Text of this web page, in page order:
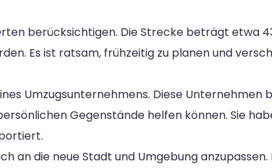
berücksichtigen. Die Strecke beträgt etwa
Es ist ratsam, frühzeitig zu planen und
Umzugsunternehmens. Diese Unternehmen
Gegenstände helfen können. Sie
an die neue Stadt und Umgebung